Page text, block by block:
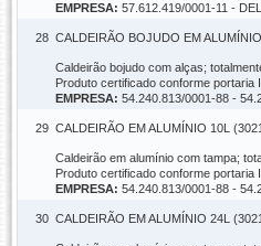
EMPRESA: 57.612.419/0001-11 -
28 CALDEIRÃO BOJUDO EM
Caldeirão bojudo com alças;
Produto certificado conforme portaria
EMPRESA: 54.240.813/0001-88 -
29 CALDEIRÃO EM ALUMÍNIO 10L
Caldeirão em alumínio com tampa;
Produto certificado conforme portaria
EMPRESA: 54.240.813/0001-88 -
30 CALDEIRÃO EM ALUMÍNIO 24L